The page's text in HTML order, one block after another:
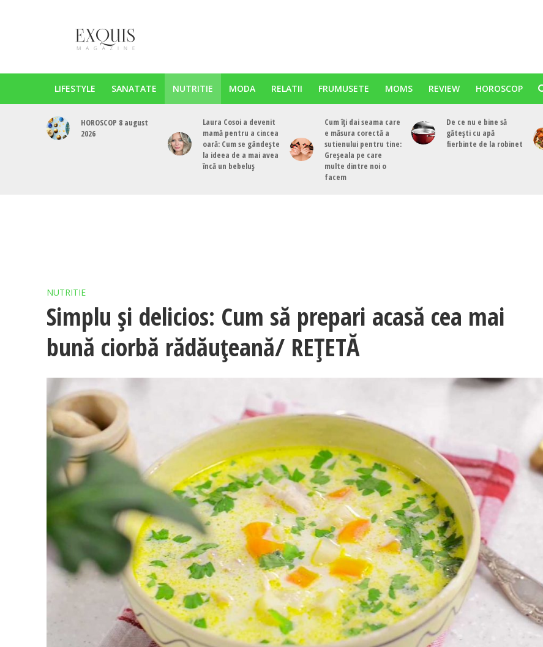
LIFESTYLE SANATATE NUTRITIE MODA RELATII FRUMUSETE MOMS REVIEW HOROSCOP
HOROSCOP 8 august
2026
Laura Cosoi a devenit
mamă pentru a cincea
oară: Cum se gândește
la ideea de a mai avea
încă un bebeluș
Cum îți dai seama care
e măsura corectă a
sutienului pentru tine:
Greșeala pe care
multe dintre noi o
facem
De ce nu e bine să
gătești cu apă
fierbinte de la robinet
NUTRITIE
Simplu şi delicios: Cum să prepari acasă cea mai
bună ciorbă rădăuțeană/ REŢETĂ